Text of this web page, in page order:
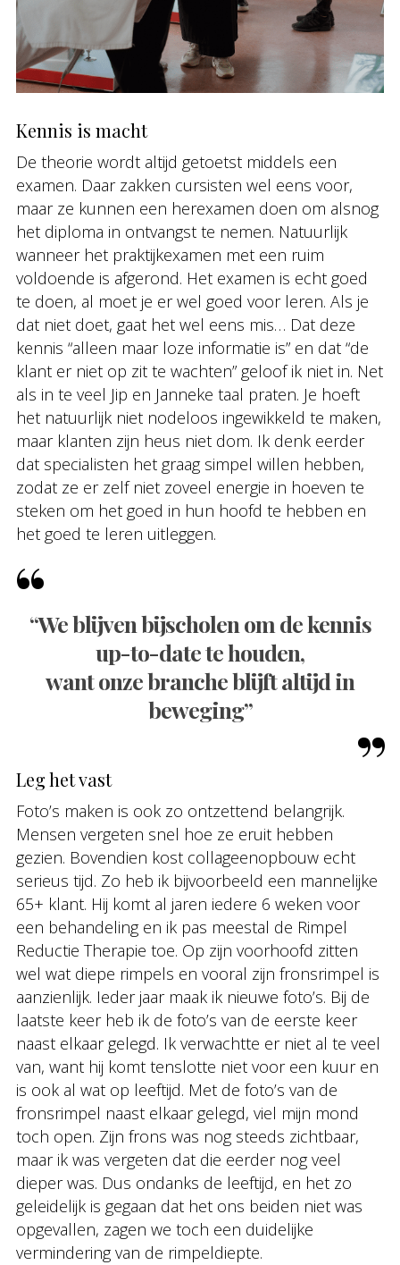
Kennis is macht
De theorie wordt altijd getoetst middels een
examen. Daar zakken cursisten wel eens voor,
maar ze kunnen een herexamen doen om alsnog
het diploma in ontvangst te nemen. Natuurlijk
wanneer het praktijkexamen met een ruim
voldoende is afgerond. Het examen is echt goed
te doen, al moet je er wel goed voor leren. Als je
dat niet doet, gaat het wel eens mis… Dat deze
kennis “alleen maar loze informatie is” en dat “de
klant er niet op zit te wachten” geloof ik niet in. Net
als in te veel Jip en Janneke taal praten. Je hoeft
het natuurlijk niet nodeloos ingewikkeld te maken,
maar klanten zijn heus niet dom. Ik denk eerder
dat specialisten het graag simpel willen hebben,
zodat ze er zelf niet zoveel energie in hoeven te
steken om het goed in hun hoofd te hebben en
het goed te leren uitleggen.
“We blijven bijscholen om de kennis
up-to-date te houden,
want onze branche blijft altijd in
beweging”
Leg het vast
Foto’s maken is ook zo ontzettend belangrijk.
Mensen vergeten snel hoe ze eruit hebben
gezien. Bovendien kost collageenopbouw echt
serieus tijd. Zo heb ik bijvoorbeeld een mannelijke
65+ klant. Hij komt al jaren iedere 6 weken voor
een behandeling en ik pas meestal de Rimpel
Reductie Therapie toe. Op zijn voorhoofd zitten
wel wat diepe rimpels en vooral zijn fronsrimpel is
aanzienlijk. Ieder jaar maak ik nieuwe foto’s. Bij de
laatste keer heb ik de foto’s van de eerste keer
naast elkaar gelegd. Ik verwachtte er niet al te veel
van, want hij komt tenslotte niet voor een kuur en
is ook al wat op leeftijd. Met de foto’s van de
fronsrimpel naast elkaar gelegd, viel mijn mond
toch open. Zijn frons was nog steeds zichtbaar,
maar ik was vergeten dat die eerder nog veel
dieper was. Dus ondanks de leeftijd, en het zo
geleidelijk is gegaan dat het ons beiden niet was
opgevallen, zagen we toch een duidelijke
vermindering van de rimpeldiepte.